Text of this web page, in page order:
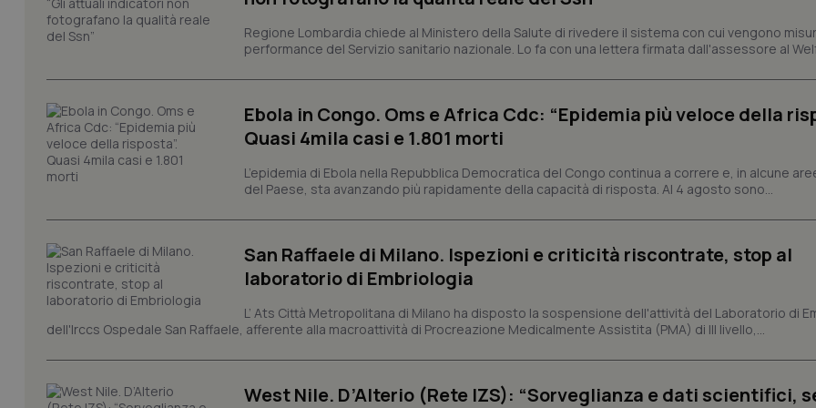
Regione Lombardia chiede al Ministero della Salute di rivedere il sistema con cui vengono
performance del Servizio sanitario nazionale. Lo fa con una lettera firmata dall'assessore al
Ebola in Congo. Oms e Africa Cdc: “Epidemia più veloce della
Quasi 4mila casi e 1.801 morti
L’epidemia di Ebola nella Repubblica Democratica del Congo continua a correre e, in alcune
del Paese, sta avanzando più rapidamente della capacità di risposta. Al 4 agosto sono...
San Raffaele di Milano. Ispezioni e criticità riscontrate, stop al
laboratorio di Embriologia
L’ Ats Città Metropolitana di Milano ha disposto la sospensione dell'attività del Laboratorio di
dell'Irccs Ospedale San Raffaele, afferente alla macroattività di Procreazione Medicalmente Assistita (PMA) di III livello,...
West Nile. D’Alterio (Rete IZS): “Sorveglianza e dati scientifici,
e l'accesso alle aree protette del sito. Il sito web non è in grado di funzionare correttamente senza questi
scelte di consenso e privacy
interazione con il sito. Registra i
del visitatore riguardo a varie
CookieScriptConsent
CookieScript
www.quotidianosanita.it
5 mesi 3
settimane
Questo cookie viene utilizzato
Script.com per ricordare le
dei cookie di Cookie-Script.com
tracking-sites-ironfish-
tracking-enable
www.quotidianosanita.it
4
Questo cookie è impostato
tracking-sites-ironfish-
session-id
www.quotidianosanita.it
4
settimane
2 giorni
Questo cookie è impostato
assegnare un identificatore
_ga
Google LLC
1 anno 1
Questo nome di cookie è
significativo del servizio di
utilizzato da Google. Questo